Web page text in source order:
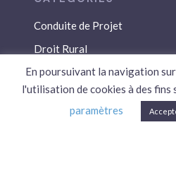
Conduite de Projet
Droit Rural
Droit Social
Économie / Gestion
Environnement
En poursuivant la navigation
l'utilisation de cookies à des fins
paramètres